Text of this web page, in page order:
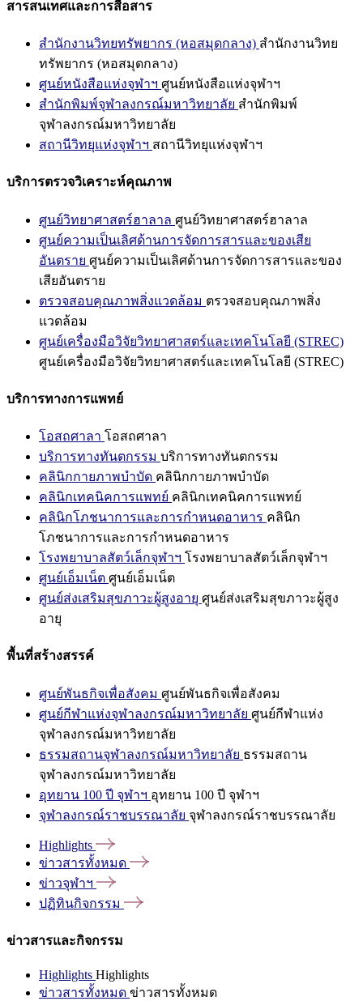
สารสนเทศและการสื่อสาร
สำนักงานวิทยทรัพยากร (หอสมุดกลาง) สำนักงานวิทย
ทรัพยากร (หอสมุดกลาง)
ศูนย์หนังสือแห่งจุฬาฯ ศูนย์หนังสือแห่งจุฬาฯ
สำนักพิมพ์จุฬาลงกรณ์มหาวิทยาลัย สำนักพิมพ์
จุฬาลงกรณ์มหาวิทยาลัย
สถานีวิทยุแห่งจุฬาฯ สถานีวิทยุแห่งจุฬาฯ
บริการตรวจวิเคราะห์คุณภาพ
ศูนย์วิทยาศาสตร์ฮาลาล ศูนย์วิทยาศาสตร์ฮาลาล
ศูนย์ความเป็นเลิศด้านการจัดการสารและของเสีย
อันตราย ศูนย์ความเป็นเลิศด้านการจัดการสารและของ
เสียอันตราย
ตรวจสอบคุณภาพสิ่งแวดล้อม ตรวจสอบคุณภาพสิ่ง
แวดล้อม
ศูนย์เครื่องมือวิจัยวิทยาศาสตร์และเทคโนโลยี (STREC)
ศูนย์เครื่องมือวิจัยวิทยาศาสตร์และเทคโนโลยี (STREC)
บริการทางการแพทย์
โอสถศาลา โอสถศาลา
บริการทางทันตกรรม บริการทางทันตกรรม
คลินิกกายภาพบำบัด คลินิกกายภาพบำบัด
คลินิกเทคนิคการแพทย์ คลินิกเทคนิคการแพทย์
คลินิกโภชนาการและการกำหนดอาหาร คลินิก
โภชนาการและการกำหนดอาหาร
โรงพยาบาลสัตว์เล็กจุฬาฯ โรงพยาบาลสัตว์เล็กจุฬาฯ
ศูนย์เอ็มเน็ต ศูนย์เอ็มเน็ต
ศูนย์ส่งเสริมสุขภาวะผู้สูงอายุ ศูนย์ส่งเสริมสุขภาวะผู้สูง
อายุ
พื้นที่สร้างสรรค์
ศูนย์พันธกิจเพื่อสังคม ศูนย์พันธกิจเพื่อสังคม
ศูนย์กีฬาแห่งจุฬาลงกรณ์มหาวิทยาลัย ศูนย์กีฬาแห่ง
จุฬาลงกรณ์มหาวิทยาลัย
ธรรมสถานจุฬาลงกรณ์มหาวิทยาลัย ธรรมสถาน
จุฬาลงกรณ์มหาวิทยาลัย
อุทยาน 100 ปี จุฬาฯ อุทยาน 100 ปี จุฬาฯ
จุฬาลงกรณ์ราชบรรณาลัย จุฬาลงกรณ์ราชบรรณาลัย
Highlights
ข่าวสารทั้งหมด
ข่าวจุฬาฯ
ปฏิทินกิจกรรม
ข่าวสารและกิจกรรม
Highlights Highlights
ข่าวสารทั้งหมด ข่าวสารทั้งหมด